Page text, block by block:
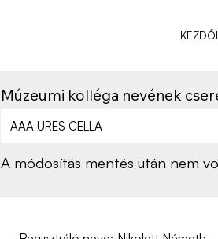
Múzeumi kolléga nevének
A módosítás mentés után nem